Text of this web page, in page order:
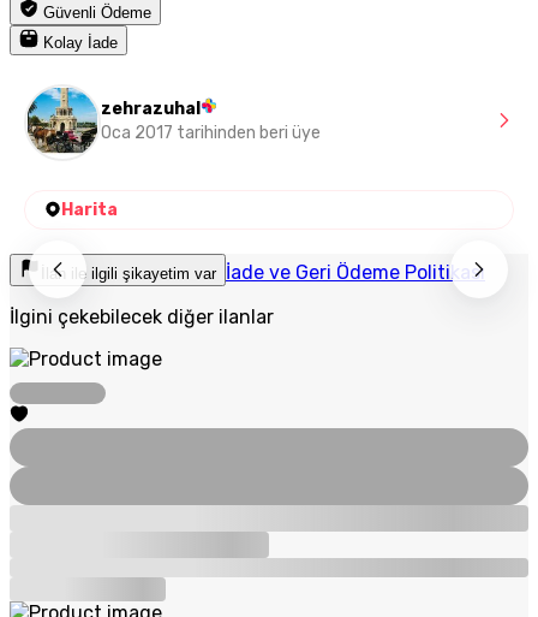
Güvenli Ödeme
Kolay İade
zehrazuhal
Oca 2017 tarihinden beri üye
Harita
İlan ile ilgili şikayetim var İade ve Geri Ödeme Politikası
İlgini çekebilecek diğer ilanlar